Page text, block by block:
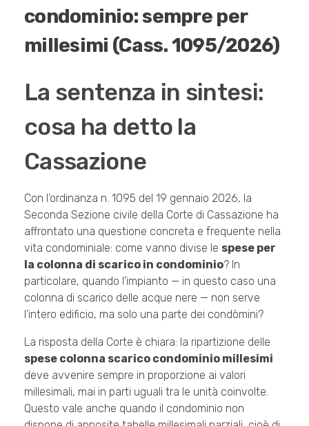
condominio: sempre per
millesimi (Cass. 1095/2026)
La sentenza in sintesi:
cosa ha detto la
Cassazione
Con l’ordinanza n. 1095 del 19 gennaio 2026, la
Seconda Sezione civile della Corte di Cassazione ha
affrontato una questione concreta e frequente nella
vita condominiale: come vanno divise le spese per
la colonna di scarico in condominio? In
particolare, quando l’impianto — in questo caso una
colonna di scarico delle acque nere — non serve
l’intero edificio, ma solo una parte dei condòmini?
La risposta della Corte è chiara: la ripartizione delle
spese colonna scarico condominio millesimi
deve avvenire sempre in proporzione ai valori
millesimali, mai in parti uguali tra le unità coinvolte.
Questo vale anche quando il condominio non